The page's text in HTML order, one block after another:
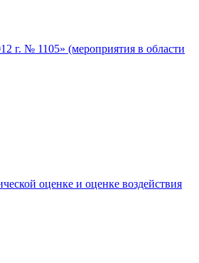
г. № 1105» (мероприятия в области
оценке и оценке воздействия